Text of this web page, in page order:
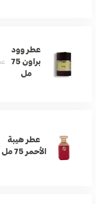
عطر وود
براون 75
مل
عطر هيبة
الأحمر 75 مل